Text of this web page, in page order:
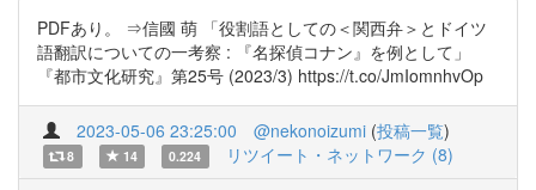
PDFあり。 ⇒信國 萌 「役割語としての＜関西弁＞とドイツ
語翻訳についての一考察 : 『名探偵コナン』を例として」
『都市文化研究』第25号 (2023/3) https://t.co/JmIomnhvOp
2023-05-06 23:25:00 @nekonoizumi (投稿一覧)
8 14 0.224 リツイート・ネットワーク (8)